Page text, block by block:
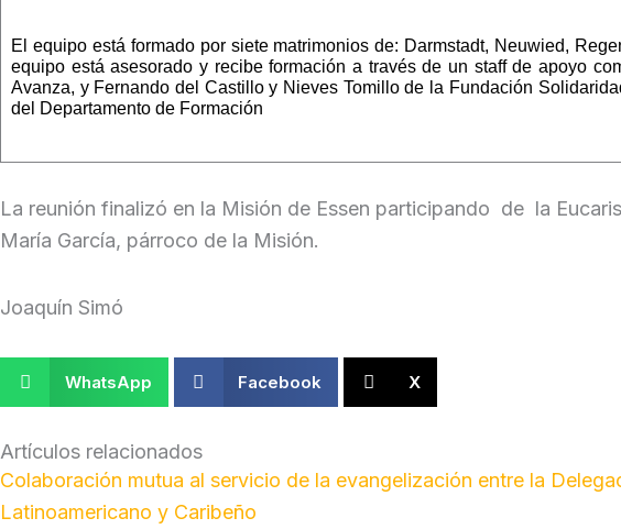
El equipo está formado por siete matrimonios de: Darmstadt, Neuwied,
equipo está asesorado y recibe formación a través de un staff de apoyo
Avanza, y Fernando del Castillo y Nieves Tomillo de la Fundación
del Departamento de Formación
La reunión finalizó en la Misión de Essen participando de la
María García, párroco de la Misión.
Joaquín Simó
WhatsApp Facebook X
Artículos relacionados
Colaboración mutua al servicio de la evangelización entre la
Latinoamericano y Caribeño